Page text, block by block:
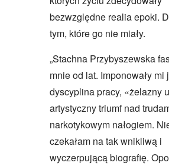
bezwzględne realia epoki.
tym, które go nie miały.
„Stachna Przybyszewska
mnie od lat. Imponowały mi
dyscyplina pracy, «żelazny
artystyczny triumf nad
narkotykowym nałogiem.
czekałam na tak wnikliwą i
wyczerpującą biografię.